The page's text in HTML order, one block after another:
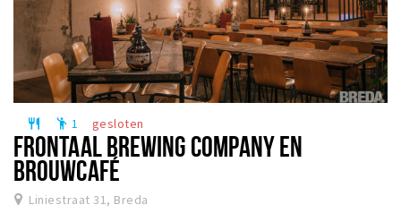
restaurant emoji_people 1 gesloten
FRONTAAL BREWING COMPANY EN
BROUWCAFÉ
Liniestraat 31, Breda